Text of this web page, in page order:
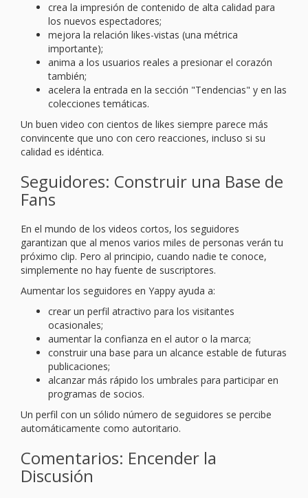
crea la impresión de contenido de alta calidad para
los nuevos espectadores;
mejora la relación likes-vistas (una métrica
importante);
anima a los usuarios reales a presionar el corazón
también;
acelera la entrada en la sección "Tendencias" y en las
colecciones temáticas.
Un buen video con cientos de likes siempre parece más
convincente que uno con cero reacciones, incluso si su
calidad es idéntica.
Seguidores: Construir una Base de
Fans
En el mundo de los videos cortos, los seguidores
garantizan que al menos varios miles de personas verán tu
próximo clip. Pero al principio, cuando nadie te conoce,
simplemente no hay fuente de suscriptores.
Aumentar los seguidores en Yappy ayuda a:
crear un perfil atractivo para los visitantes
ocasionales;
aumentar la confianza en el autor o la marca;
construir una base para un alcance estable de futuras
publicaciones;
alcanzar más rápido los umbrales para participar en
programas de socios.
Un perfil con un sólido número de seguidores se percibe
automáticamente como autoritario.
Comentarios: Encender la
Discusión